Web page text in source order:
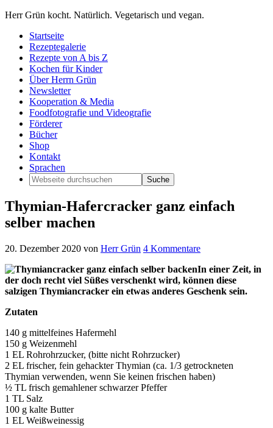
Herr Grün kocht. Natürlich. Vegetarisch und vegan.
Startseite
Rezeptegalerie
Rezepte von A bis Z
Kochen für Kinder
Über Herrn Grün
Newsletter
Kooperation & Media
Foodfotografie und Videografie
Förderer
Bücher
Shop
Kontakt
Sprachen
Thymian-Hafercracker ganz einfach
selber machen
20. Dezember 2020 von Herr Grün 4 Kommentare
In einer Zeit, in
der doch recht viel Süßes verschenkt wird, können diese
salzigen Thymiancracker ein etwas anderes Geschenk sein.
Zutaten
140 g mittelfeines Hafermehl
150 g Weizenmehl
1 EL Rohrohrzucker, (bitte nicht Rohrzucker)
2 EL frischer, fein gehackter Thymian (ca. 1/3 getrockneten
Thymian verwenden, wenn Sie keinen frischen haben)
½ TL frisch gemahlener schwarzer Pfeffer
1 TL Salz
100 g kalte Butter
1 EL Weißweinessig